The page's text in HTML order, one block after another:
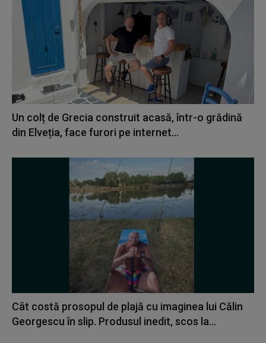
Un colț de Grecia construit acasă, într-o grădină
din Elveția, face furori pe internet...
Cât costă prosopul de plajă cu imaginea lui Călin
Georgescu în slip. Produsul inedit, scos la...